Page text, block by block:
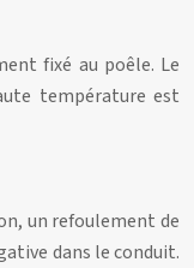
fixé au poêle. Le
température est
un refoulement de
dans le conduit.